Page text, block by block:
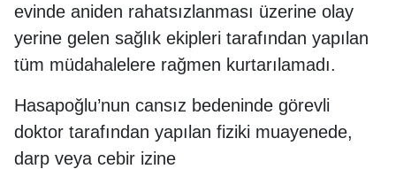
evinde aniden rahatsızlanması üzerine olay
yerine gelen sağlık ekipleri tarafından yapılan
tüm müdahalelere rağmen kurtarılamadı.
Hasapoğlu’nun cansız bedeninde görevli
doktor tarafından yapılan fiziki muayenede,
darp veya cebir izine